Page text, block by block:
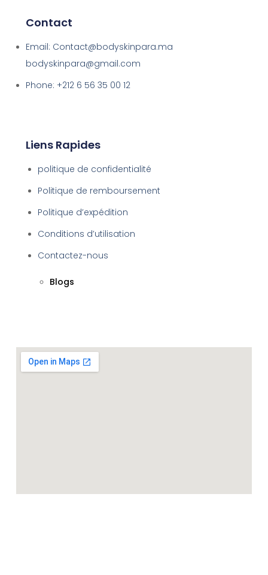
Contact
Email: Contact@bodyskinpara.ma
bodyskinpara@gmail.com
Phone: +212 6 56 35 00 12
Liens Rapides
politique de confidentialité
Politique de remboursement
Politique d’expédition
Conditions d’utilisation
Contactez-nous
Blogs